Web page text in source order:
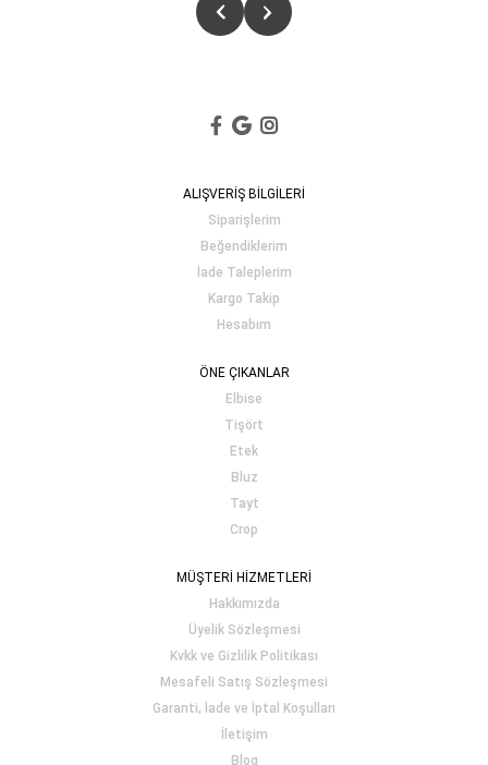
ALIŞVERİŞ BİLGİLERİ
Siparişlerim
Beğendiklerim
İade Taleplerim
Kargo Takip
Hesabım
ÖNE ÇIKANLAR
Elbise
Tişört
Etek
Bluz
Tayt
Crop
MÜŞTERİ HİZMETLERİ
Hakkımızda
Üyelik Sözleşmesi
Kvkk ve Gizlilik Politikası
Mesafeli Satış Sözleşmesi
Garanti, İade ve İptal Koşulları
İletişim
Blog